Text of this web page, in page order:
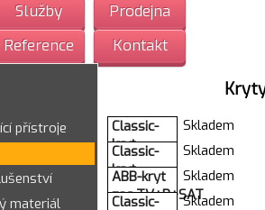
Služby
Prodejna
Reference Kontakt
přístroje
materiál
Classic-
kryt
zasuvky
5517-
B75B1
Skladem
Classic-
kryt
zas.1xTLF
5013C-
Skladem
ABB-kryt
zas.TV+R+SAT
Skladem
Classic-
Skladem